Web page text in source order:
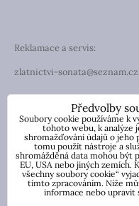
Reklamace a servis:
zlatnictvi-sonata@seznam.cz
TELEFON
Telefon: +420 774 194 130
IČO: 13854976
DIČ: CZ7057181846
Nicole Wetzlerová
Předvolby
Soubory cookie používáme k
tohoto webu, k analýze
shromažďování údajů o jeho
tomu použít nástroje a
shromážděná data mohou být
EU, USA nebo jiných zemích.
všechny soubory cookie“
tímto zpracováním. Níže
informace nebo upravit